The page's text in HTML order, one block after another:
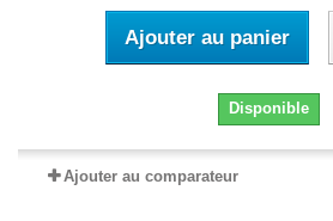
Ajouter au panier
Disponible
Ajouter au comparateur